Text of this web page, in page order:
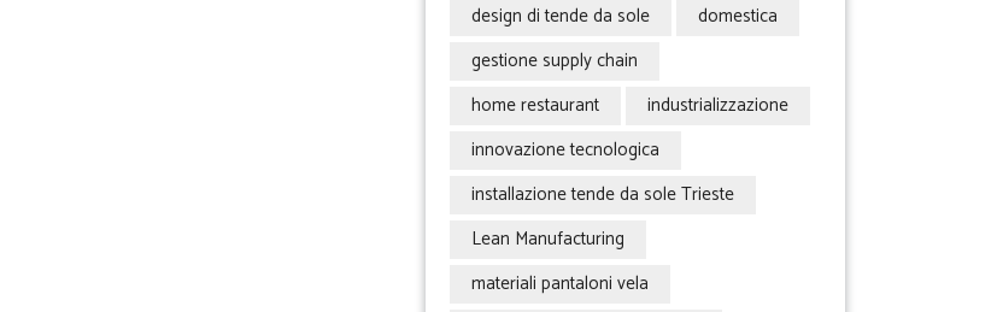
design di tende da sole
domestica
gestione supply chain
home restaurant
industrializzazione
innovazione tecnologica
installazione tende da sole Trieste
Lean Manufacturing
materiali pantaloni vela